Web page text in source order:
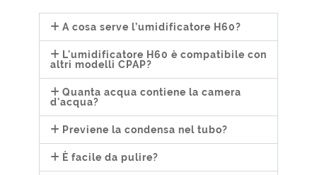
A cosa serve l’umidificatore H60?
L'umidificatore H60 è compatibile con
altri modelli CPAP?
Quanta acqua contiene la camera
d'acqua?
Previene la condensa nel tubo?
È facile da pulire?